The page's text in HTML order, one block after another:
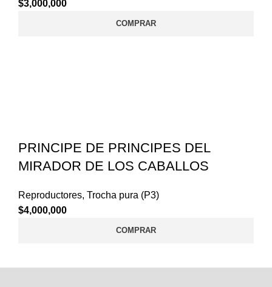
$3,000,000
COMPRAR
PRINCIPE DE PRINCIPES DEL
MIRADOR DE LOS CABALLOS
Reproductores, Trocha pura (P3)
$4,000,000
COMPRAR